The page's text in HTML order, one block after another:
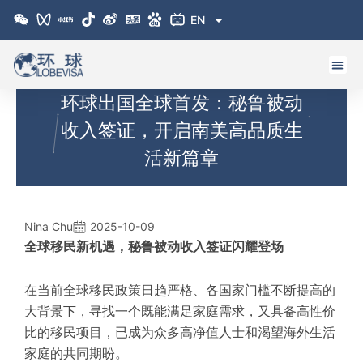
EN
环球出国全球首发：秘鲁被动
收入签证，开启南美高品质生
活新篇章
Nina Chu 2025-10-09
全球移民新机遇，秘鲁被动收入签证闪耀登场
在当前全球移民政策日趋严格、各国家门槛不断提高的
大背景下，寻找一个既能满足家庭需求，又具备高性价
比的移民项目，已成为众多高净值人士和渴望海外生活
家庭的共同期盼。